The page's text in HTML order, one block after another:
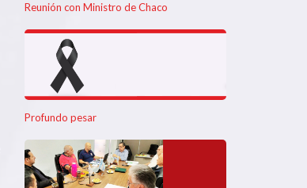
Reunión con Ministro de Chaco
Profundo pesar